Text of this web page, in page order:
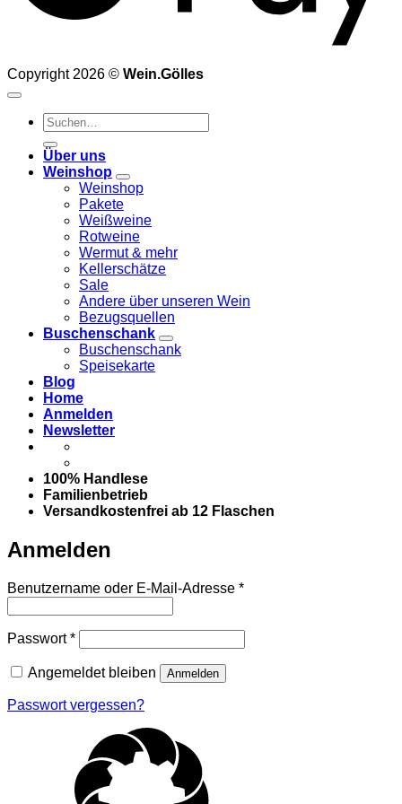
Copyright 2026 © Wein.Gölles
Suchen
nach:
Über uns
Weinshop
Weinshop
Pakete
Weißweine
Rotweine
Wermut & mehr
Kellerschätze
Sale
Andere über unseren Wein
Bezugsquellen
Buschenschank
Buschenschank
Speisekarte
Blog
Home
Anmelden
Newsletter
100% Handlese
Familienbetrieb
Versandkostenfrei ab 12 Flaschen
Anmelden
Benutzername oder E-Mail-Adresse *Erforderlich
Passwort*Erforderlich
Angemeldet bleiben Anmelden
Passwort vergessen?